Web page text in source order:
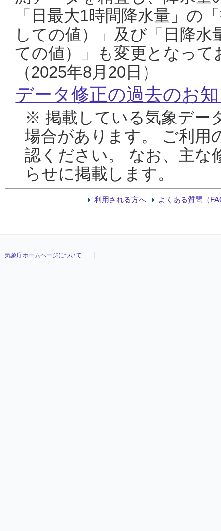
「日最大1時間降水量」の
しての値）」及び「日降
ての値）」も変更となっ
（2025年8月20日）
データ修正の過去のお
※ 掲載している気象デー
場合があります。 ご利用
認ください。 なお、主な
らせに掲載します。
利用される方へ よくある質問（
気象庁ホームページについて